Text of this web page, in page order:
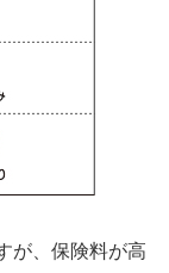
が、保険料が高